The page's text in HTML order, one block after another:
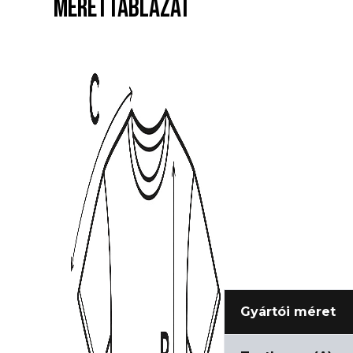
MÉRETTÁBLÁZAT
Gyártói méret